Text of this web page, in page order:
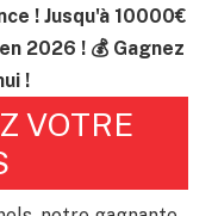
! Jusqu'à 10000€
2026 ! 💰 Gagnez
!
VOTRE